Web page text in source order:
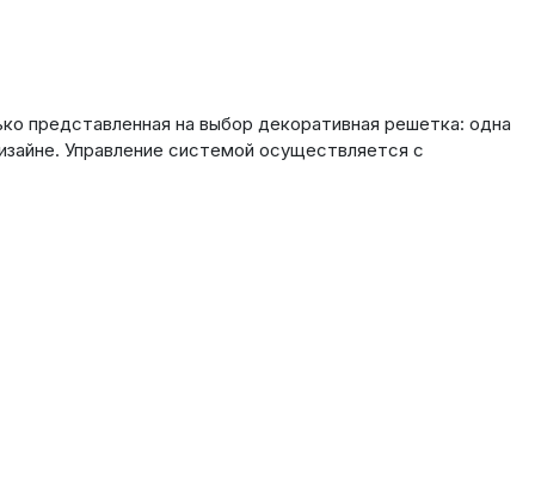
представленная на выбор декоративная решетка: одна
Управление системой осуществляется с